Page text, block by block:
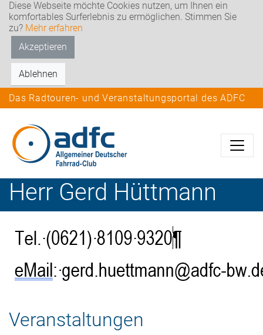
Diese Webseite möchte Cookies nutzen, um Ihnen ein
komfortables Surferlebnis zu ermöglichen. Stimmen Sie
zu? Mehr erfahren
Akzeptieren
Ablehnen
Das Radtouren- und Veranstaltungsportal des ADFC
Herr Gerd Hüttmann
Veranstaltungen